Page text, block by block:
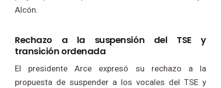
Alcón.
Rechazo a la suspensión del TSE y
transición ordenada
El presidente Arce expresó su rechazo a la
propuesta de suspender a los vocales del TSE y